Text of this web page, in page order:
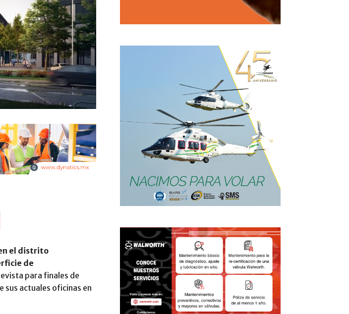
el distrito
de
para finales de
actuales oficinas en